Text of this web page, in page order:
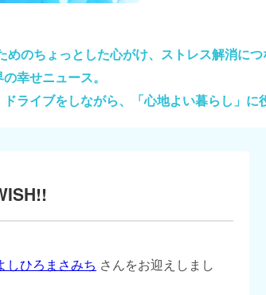
のちょっとした心がけ、ストレス解消につ
幸せニュース。
ライブをしながら、「心地よい暮らし」に
しひろまさみち さんをお迎えしまし